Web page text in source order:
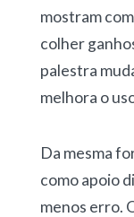
mostram
colher
palestra
melhora o
Da mesma
como apoio
menos erro.